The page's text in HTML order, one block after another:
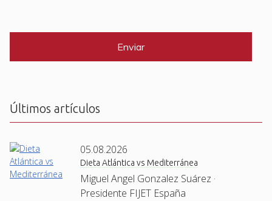
C
Últimos artículos
05.08.2026
Dieta Atlántica vs Mediterránea
Miguel Angel Gonzalez Suárez ·
Presidente FIJET España